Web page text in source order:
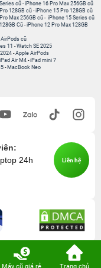
cũ - iPhone 16 Pro Max 256GB cũ
128GB cũ -iPhone 15 Pro 128GB cũ
Max 256GB cũ - iPhone 15 Series cũ
Cũ -iPhone 12 Pro Max 128GB
AirPods cũ
11 -Watch SE 2025
-Apple AirPods
iPad Air M4 -iPad mini 7
- MacBook Neo
24h
Liên hệ